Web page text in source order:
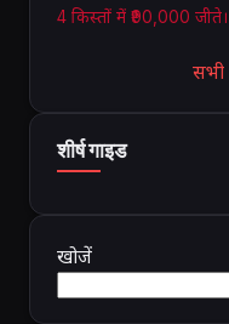
4 किस्तों में ₹90,000 जीते।
शीर्ष गाइड
खोजें